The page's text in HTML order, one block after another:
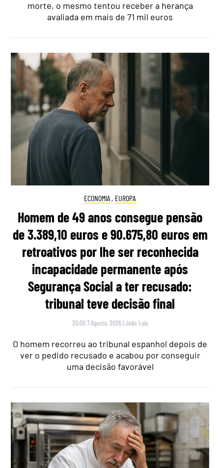
morte, o mesmo tentou receber a herança
avaliada em mais de 71 mil euros
ECONOMIA , EUROPA
Homem de 49 anos consegue pensão
de 3.389,10 euros e 90.675,80 euros em
retroativos por lhe ser reconhecida
incapacidade permanente após
Segurança Social a ter recusado:
tribunal teve decisão final
20:00 7 Agosto, 2026 |João Luís
O homem recorreu ao tribunal espanhol depois de
ver o pedido recusado e acabou por conseguir
uma decisão favorável